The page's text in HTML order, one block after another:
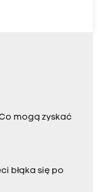
mogą zyskać
błąka się po